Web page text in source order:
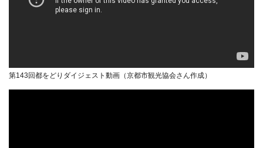
第143回都をどりダイジェスト動画（京都市観光協会さん作成）